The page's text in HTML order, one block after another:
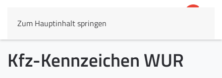
Zum Hauptinhalt springen
Kfz-Kennzeichen WUR